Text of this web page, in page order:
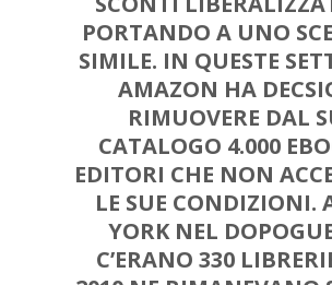
PORTANDO A UNO
SIMILE. IN QUESTE
AMAZON HA
RIMUOVERE DAL
CATALOGO 4.000
EDITORI CHE NON
LE SUE CONDIZIONI.
YORK NEL
C’ERANO 330